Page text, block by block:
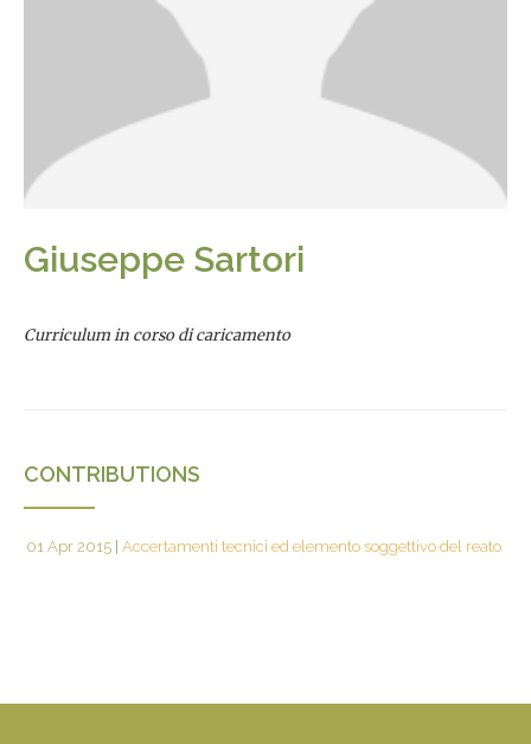
Giuseppe Sartori
Curriculum in corso di caricamento
CONTRIBUTIONS
01 Apr 2015 Accertamenti tecnici ed elemento soggettivo del reato